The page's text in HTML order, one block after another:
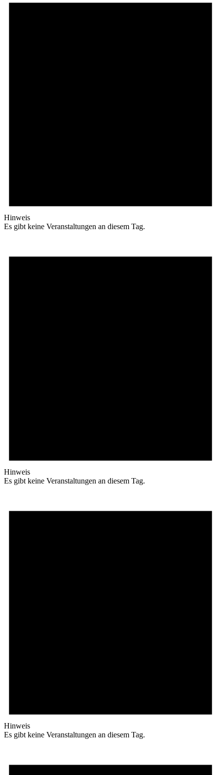
Hinweis
Es gibt keine Veranstaltungen an diesem Tag.
Hinweis
Es gibt keine Veranstaltungen an diesem Tag.
Hinweis
Es gibt keine Veranstaltungen an diesem Tag.